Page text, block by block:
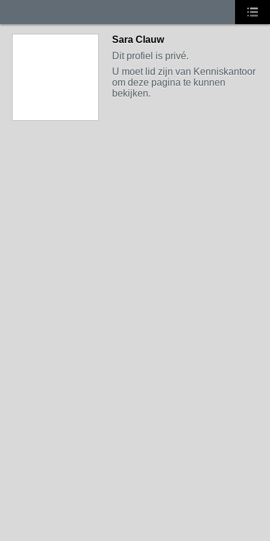
Sara Clauw
Dit profiel is privé.
U moet lid zijn van Kenniskantoor
om deze pagina te kunnen
bekijken.